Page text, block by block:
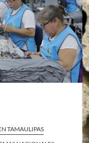
TAMAULIPAS